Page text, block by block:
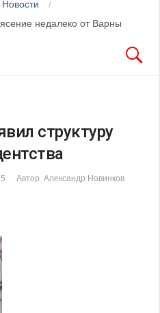
Новости
недалеко от Варны
структуру
Автор Александр Новинков